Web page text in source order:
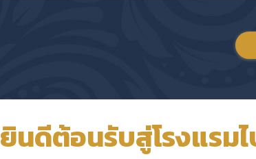
ยินดีต้อนรับสู่โรงแรมไ